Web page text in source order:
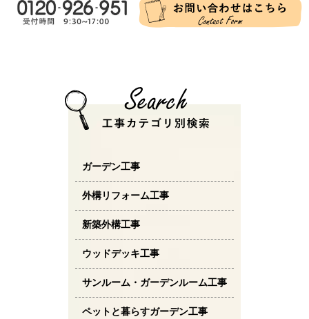
ガーデン工事
外構リフォーム工事
新築外構工事
ウッドデッキ工事
サンルーム・ガーデンルーム工事
ペットと暮らすガーデン工事